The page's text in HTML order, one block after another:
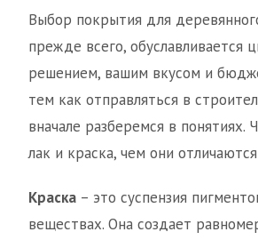
Выбор покрытия для
прежде всего, обуславливается
решением, вашим вкусом и
тем как отправляться в
вначале разберемся в понятиях.
лак и краска, чем они
Краска – это суспензия
веществах. Она создает